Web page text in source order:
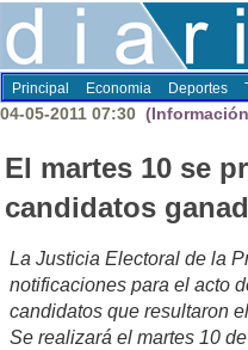
Principal Economia Deportes
04-05-2011 07:30
El martes 10 se
candidatos
La Justicia Electoral de la
notificaciones para el acto
candidatos que resultaron
Se realizará el martes 10